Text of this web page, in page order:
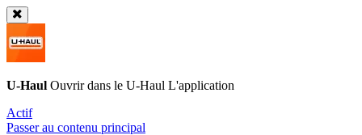
U-Haul Ouvrir dans le U-Haul L'application
Actif
Passer au contenu principal